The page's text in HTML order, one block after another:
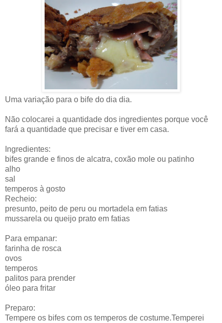
Uma variação para o bife do dia dia.
Não colocarei a quantidade dos ingredientes porque você
fará a quantidade que precisar e tiver em casa.
Ingredientes:
bifes grande e finos de alcatra, coxão mole ou patinho
alho
sal
temperos à gosto
Recheio:
presunto, peito de peru ou mortadela em fatias
mussarela ou queijo prato em fatias
Para empanar:
farinha de rosca
ovos
temperos
palitos para prender
óleo para fritar
Preparo:
Tempere os bifes com os temperos de costume.Temperei